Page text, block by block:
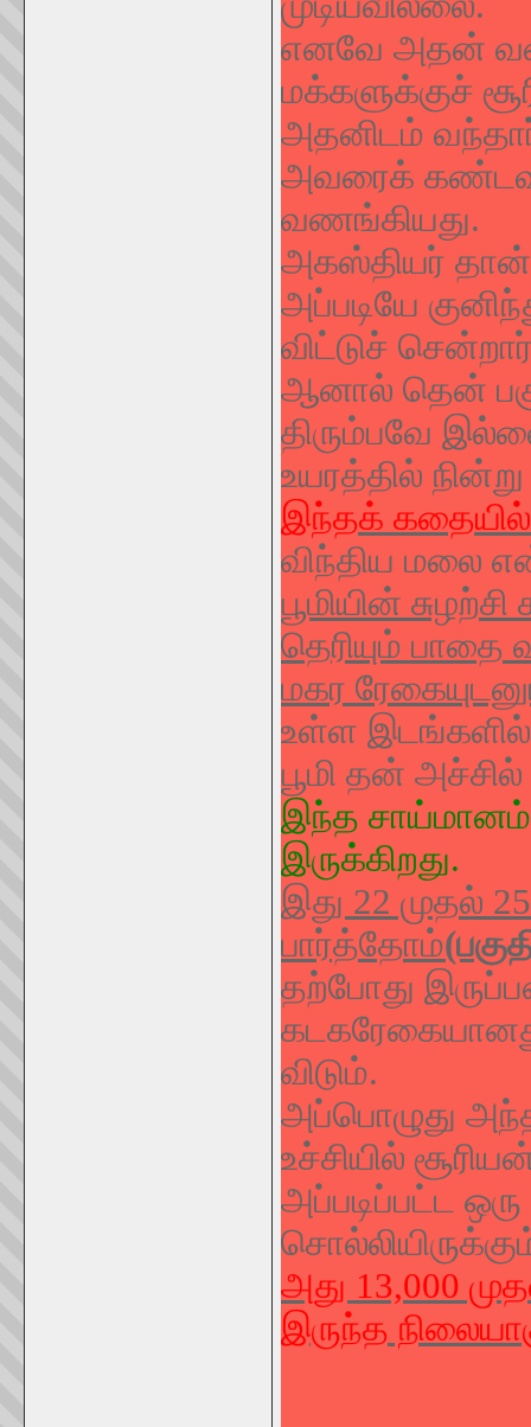
எனவே அதன்
மக்களுக்குச்
அதனிடம்
அவரைக்
வணங்கியது.
அகஸ்தியர் தான்
அப்படியே
விட்டுச்
ஆனால் தென்
திரும்பவே
உயரத்தில்
இந்தக் கதையில்
விந்திய மலை
பூமியின்
தெரியும் பாதை
மகர
உள்ள இடங்களில்,
பூமி தன்
இந்த சாய்மானம்
இருக்கிறது.
இது 22 முதல் 25
பார்த்தோம்
தற்போது
விடும்.
அப்பொழுது
உச்சியில்
அப்படிப்பட்ட
அது 13,000
இருந்த